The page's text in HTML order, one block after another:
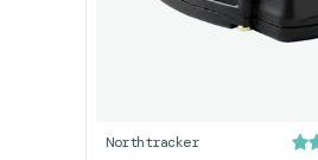
Northtracker